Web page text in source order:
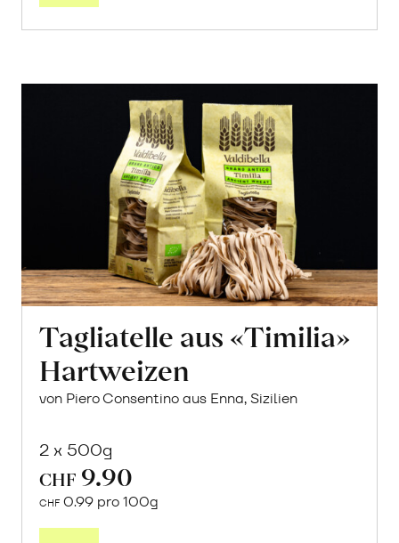
Tagliatelle aus «Timilia»
Hartweizen
von Piero Consentino aus Enna, Sizilien
2 x 500g
CHF 9.90
CHF 0.99 pro 100g